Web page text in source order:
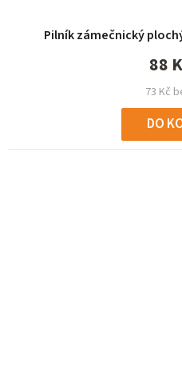
Pilník zámečnický
73 Kč
88
DO